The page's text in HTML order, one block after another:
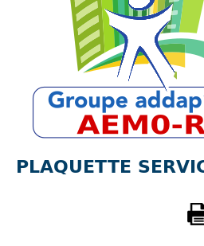
PLAQUETTE